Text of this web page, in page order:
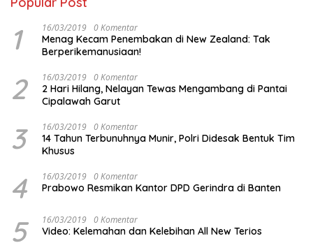
1 16/03/2019 0 Komentar
Menag Kecam Penembakan di New Zealand: Tak
Berperikemanusiaan!
2 16/03/2019 0 Komentar
2 Hari Hilang, Nelayan Tewas Mengambang di Pantai
Cipalawah Garut
3 16/03/2019 0 Komentar
14 Tahun Terbunuhnya Munir, Polri Didesak Bentuk Tim
Khusus
4 16/03/2019 0 Komentar
Prabowo Resmikan Kantor DPD Gerindra di Banten
5 16/03/2019 0 Komentar
Video: Kelemahan dan Kelebihan All New Terios